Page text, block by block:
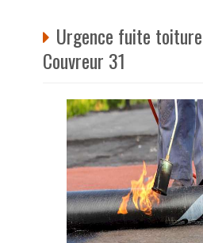
Urgence fuite
Couvreur 31